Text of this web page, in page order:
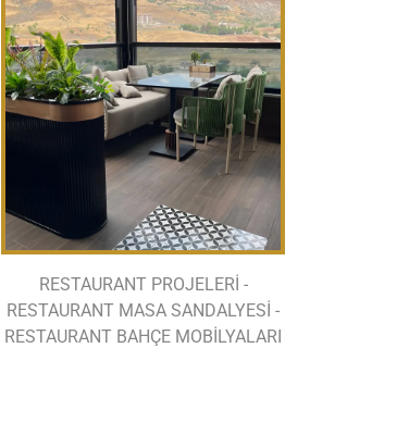
RESTAURANT PROJELERİ -
RESTAURANT MASA SANDALYESİ -
RESTAURANT BAHÇE MOBİLYALARI